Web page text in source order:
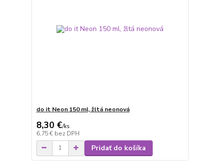
do it Neon 150 ml, žltá neonová
8,30 €/ks
6,75 € bez DPH
Pridať do košíka